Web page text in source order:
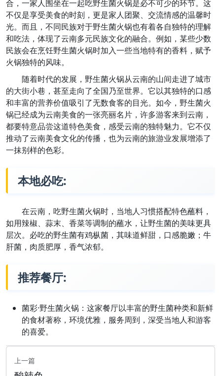
合，一家人围坐在一起吃野生菌火锅是必不可少的环节。这
不仅是享受美食的时刻，更是家人团聚、交流情感的温馨时
光。而且，不同民族对于野生菌火锅也有着各自独特的理解
和吃法，体现了云南多元民族文化的融合。例如，某些少数
民族会在烹饪野生菌火锅时加入一些当地特有的香料，赋予
火锅独特的风味。
随着时代的发展，野生菌火锅从云南的山间走进了城市
的大街小巷，甚至走向了全国乃至世界。它以其独特的口感
和丰富的营养价值吸引了无数食客的目光。如今，野生菌火
锅已经成为云南美食的一张亮丽名片，许多游客来到云南，
都要特意品尝这道特色美食，感受云南的独特魅力。它不仅
推动了云南美食文化的传播，也为云南的旅游业发展增添了
一抹别样的色彩。
本地必吃:
在云南，吃野生菌火锅时，当地人习惯搭配特色蘸料，
如用辣椒、蒜末、香菜等调制的蘸水，让野生菌的美味更具
层次。必吃的野生菌有鸡枞菌，其味道鲜甜，口感脆嫩；牛
肝菌，肉质肥厚，香气浓郁。
推荐餐厅:
菌彩·野生菌火锅：这家餐厅以丰富的野生菌种类和新鲜
的食材著称，环境优雅，服务周到，深受当地人和游客
的喜爱。
上一篇